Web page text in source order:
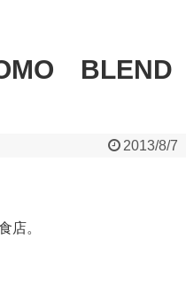
BLEND
2013/8/7
店。